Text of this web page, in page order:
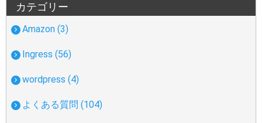
カテゴリー
Amazon (3)
Ingress (56)
wordpress (4)
よくある質問 (104)